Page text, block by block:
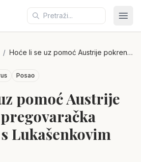
/ Hoće li se uz pomoć Austrije pokrenuti pregovaračka platforma s Lukašenkovim režimom?
Posao
pomoć Austrije
Lukašenkovim